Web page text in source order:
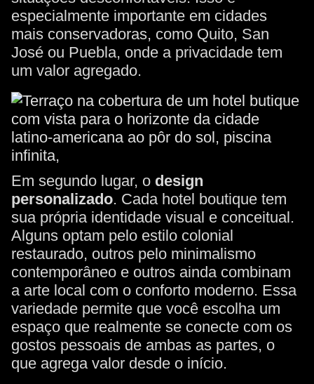
especialmente importante em cidades
mais conservadoras, como Quito, San
José ou Puebla, onde a privacidade tem
um valor agregado.
Em segundo lugar, o design
personalizado. Cada hotel boutique tem
sua própria identidade visual e conceitual.
Alguns optam pelo estilo colonial
restaurado, outros pelo minimalismo
contemporâneo e outros ainda combinam
a arte local com o conforto moderno. Essa
variedade permite que você escolha um
espaço que realmente se conecte com os
gostos pessoais de ambas as partes, o
que agrega valor desde o início.